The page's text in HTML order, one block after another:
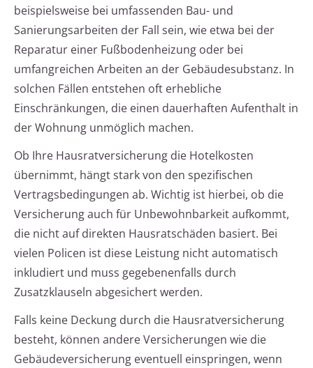
beispielsweise bei umfassenden Bau- und
Sanierungsarbeiten der Fall sein, wie etwa bei der
Reparatur einer Fußbodenheizung oder bei
umfangreichen Arbeiten an der Gebäudesubstanz. In
solchen Fällen entstehen oft erhebliche
Einschränkungen, die einen dauerhaften Aufenthalt in
der Wohnung unmöglich machen.
Ob Ihre Hausratversicherung die Hotelkosten
übernimmt, hängt stark von den spezifischen
Vertragsbedingungen ab. Wichtig ist hierbei, ob die
Versicherung auch für Unbewohnbarkeit aufkommt,
die nicht auf direkten Hausratschäden basiert. Bei
vielen Policen ist diese Leistung nicht automatisch
inkludiert und muss gegebenenfalls durch
Zusatzklauseln abgesichert werden.
Falls keine Deckung durch die Hausratversicherung
besteht, können andere Versicherungen wie die
Gebäudeversicherung eventuell einspringen, wenn